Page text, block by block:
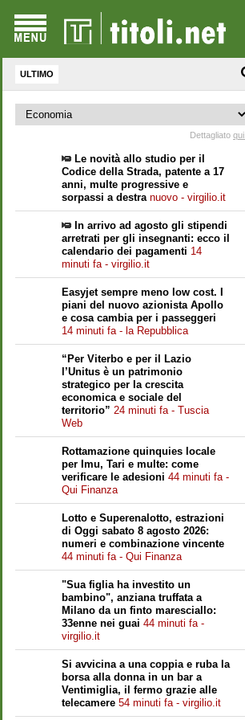
ULTIMO
Dettagliato qui.
Le novità allo studio per il
Codice della Strada, patente a 17
anni, multe progressive e
sorpassi a destra nuovo - virgilio.it
In arrivo ad agosto gli stipendi
arretrati per gli insegnanti: ecco il
calendario dei pagamenti 14
minuti fa - virgilio.it
Easyjet sempre meno low cost. I
piani del nuovo azionista Apollo
e cosa cambia per i passeggeri
14 minuti fa - la Repubblica
“Per Viterbo e per il Lazio
l’Unitus è un patrimonio
strategico per la crescita
economica e sociale del
territorio” 24 minuti fa - Tuscia
Web
Rottamazione quinquies locale
per Imu, Tari e multe: come
verificare le adesioni 44 minuti fa -
Qui Finanza
Lotto e Superenalotto, estrazioni
di Oggi sabato 8 agosto 2026:
numeri e combinazione vincente
44 minuti fa - Qui Finanza
"Sua figlia ha investito un
bambino", anziana truffata a
Milano da un finto maresciallo:
33enne nei guai 44 minuti fa -
virgilio.it
Si avvicina a una coppia e ruba la
borsa alla donna in un bar a
Ventimiglia, il fermo grazie alle
telecamere 54 minuti fa - virgilio.it